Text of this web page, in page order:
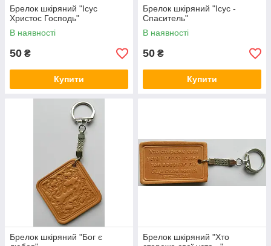
Брелок шкіряний "Ісус
Христос Господь"
В наявності
50 ₴
Купити
Брелок шкіряний "Ісус -
Спаситель"
В наявності
50 ₴
Купити
Брелок шкіряний "Бог є
Брелок шкіряний "Хто